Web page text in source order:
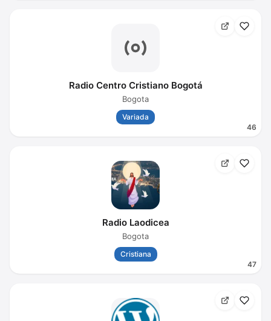
46
Radio Centro Cristiano Bogotá
Bogota
Variada
47
Radio Laodicea
Bogota
Cristiana